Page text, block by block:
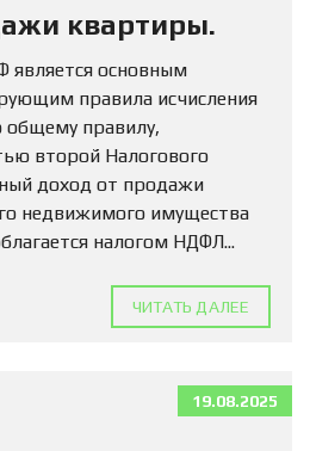
квартиры.
является основным
правила исчисления
общему правилу,
второй Налогового
доход от продажи
недвижимого имущества
налогом НДФЛ...
ЧИТАТЬ ДАЛЕЕ
19.08.2025